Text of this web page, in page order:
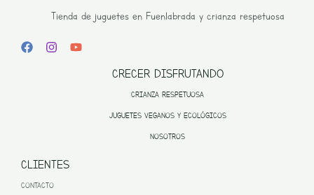
Tienda de juguetes en Fuenlabrada y crianza respetuosa
CRECER DISFRUTANDO
CRIANZA RESPETUOSA
JUGUETES VEGANOS Y ECOLÓGICOS
NOSOTROS
CLIENTES
CONTACTO